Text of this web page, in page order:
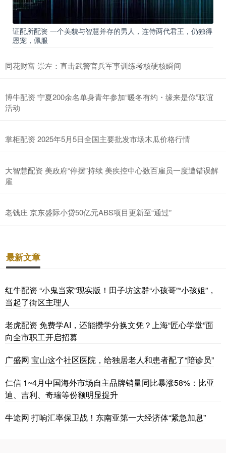
证配所配资 一个美貌与智慧并存的男人，连侍两代君王，仍独得
恩宠，佩服
同花财富 崇左：直击武警官兵军事训练考核硬核瞬间
博牛配资 宁夏200余名单身青年参加“暖冬有约・缘来是你”联谊
活动
掌柜配资 2025年5月5日全国主要批发市场木瓜价格行情
大智慧配资 美政府“停摆”持续 美疾控中心数百雇员一度遭错误解
雇
老钱庄 京东盛际小贷50亿元ABS项目更新至“通过”
最新文章
红牛配资 “小鬼当家”现实版！田子坊这群“小孩哥”“小孩姐”，
当起了街区主理人
老虎配资 免费学AI，还能攒学分换文凭？上海“匠心学堂”面
向全市职工开启招募
广盛网 宝山这个社区医院，给独居老人和患者配了“陪诊员”
仁信 1~4月中国海外市场自主品牌销量同比暴涨58%：比亚
迪、吉利、奇瑞等份额明显提升
牛途网 打响汇率保卫战！东南亚第一大经济体“紧急加息”